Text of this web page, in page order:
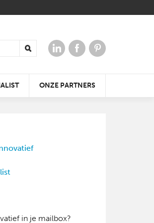
DIE ALTIJD
VOOR
ONZE PARTNERS
in je mailbox?